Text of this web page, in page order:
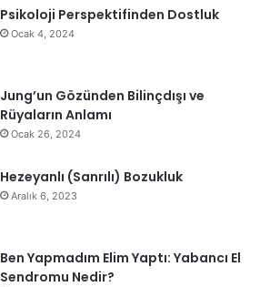
Psikoloji Perspektifinden Dostluk
Ocak 4, 2024
Jung’un Gözünden Bilinçdışı ve
Rüyaların Anlamı
Ocak 26, 2024
Hezeyanlı (Sanrılı) Bozukluk
Aralık 6, 2023
Ben Yapmadım Elim Yaptı: Yabancı El
Sendromu Nedir?